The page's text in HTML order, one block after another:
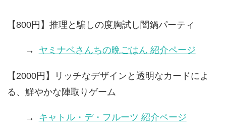
【800円】推理と騙しの度胸試し闇鍋パーティ
→ ヤミナベさんちの晩ごはん 紹介ページ
【2000円】リッチなデザインと透明なカードによ
る、鮮やかな陣取りゲーム
→ キャトル・デ・フルーツ 紹介ページ